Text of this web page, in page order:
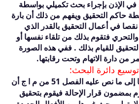
في الإذن بإجراء بحث تكميلي بواسطة
حاكم التحقيق ويفهم من ذلك أن بارة
نقصا في أعمال التحقيق بالقدر الذي
فتقوم بذلك من تلقاء نفسها أو
للقيام بذلك . ففي هذه الصورة
من دارة الاتهام وتحت رقابتها.
توسيع دائرة البحث:
إلى ما نص عليه الفصل 51من م ا ج أن
بمضمون قرار الإحالة فيقوم بتحقيق